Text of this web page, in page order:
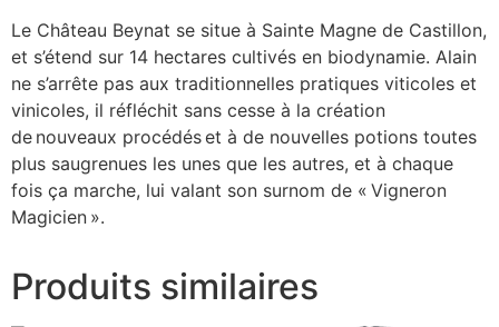
Le Château Beynat se situe à Sainte Magne de Castillon,
et s’étend sur 14 hectares cultivés en biodynamie. Alain
ne s’arrête pas aux traditionnelles pratiques viticoles et
vinicoles, il réfléchit sans cesse à la création
de nouveaux procédés et à de nouvelles potions toutes
plus saugrenues les unes que les autres, et à chaque
fois ça marche, lui valant son surnom de « Vigneron
Magicien ».
Produits similaires